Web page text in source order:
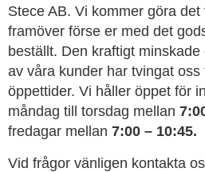
Stece AB. Vi kommer göra
framöver förse er med det
beställt. Den kraftigt
av våra kunder har tvingat
öppettider. Vi håller öppet för
måndag till torsdag mellan
fredagar mellan 7:00 – 10:45.
Vid frågor vänligen kontakta